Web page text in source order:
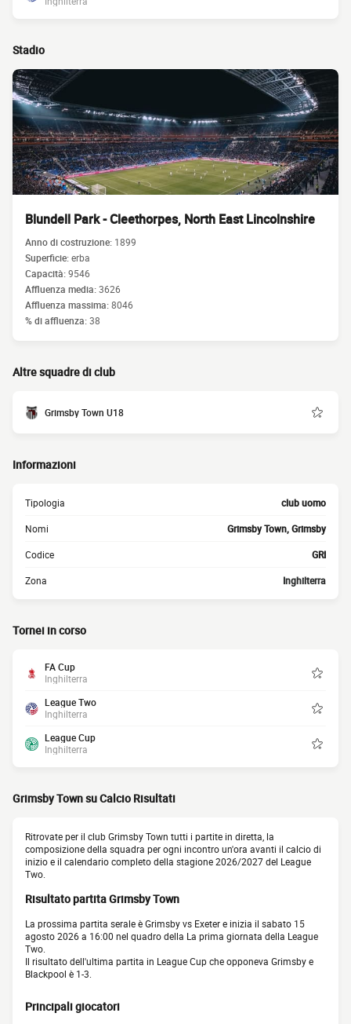
Stadio
Blundell Park - Cleethorpes, North East Lincolnshire
Anno di costruzione: 1899
Superficie:erba
Capacità:9546
Affluenza media:3626
Affluenza massima:8046
% di affluenza:38
Altre squadre di club
Grimsby Town U18
Informazioni
Tipologia club uomo
Nomi Grimsby Town, Grimsby
Codice GRI
Zona Inghilterra
Tornei in corso
FA Cup
Inghilterra
League Two
Inghilterra
League Cup
Inghilterra
Grimsby Town su Calcio Risultati
Ritrovate per il club Grimsby Town tutti i partite in diretta, la
composizione della squadra per ogni incontro un'ora avanti il calcio di
inizio e il calendario completo della stagione 2026/2027 del League
Two.
Risultato partita Grimsby Town
La prossima partita serale è Grimsby vs Exeter e inizia il sabato 15
agosto 2026 a 16:00 nel quadro della La prima giornata della League
Two.
Il risultato dell'ultima partita in League Cup che opponeva Grimsby e
Blackpool è 1-3.
Principali giocatori